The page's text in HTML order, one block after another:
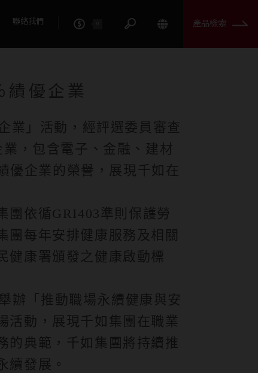
聯絡我們 產品檢索
企業
優企業
業」活動，經評選委員審查
，包含電子、金融、建材
優企業的榮譽，展現千如在
團依循GRI403準則保護勞
團每年安排健康服務及相關
健康署頒發之健康啟動標
辦「推動職場永續健康與安
活動，展現千如集團在職業
的典範，千如集團將持續推
發展。